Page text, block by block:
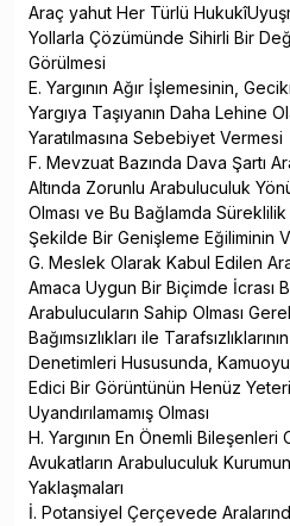
Araç yahut Her Türlü
Yollarla Çözümünde Sihirli Bir
Görülmesi
E. Yargının Ağır İşlemesinin,
Yargıya Taşıyanın Daha Lehine
Yaratılmasına Sebebiyet Vermesi
F. Mevzuat Bazında Dava Şartı
Altında Zorunlu Arabuluculuk
Olması ve Bu Bağlamda
Şekilde Bir Genişleme Eğiliminin
G. Meslek Olarak Kabul Edilen
Amaca Uygun Bir Biçimde İcrası
Arabulucuların Sahip Olması
Bağımsızlıkları ile
Denetimleri Hususunda,
Edici Bir Görüntünün Henüz
Uyandırılamamış Olması
H. Yargının En Önemli Bileşenleri
Avukatların Arabuluculuk
Yaklaşmaları
İ. Potansiyel Çerçevede